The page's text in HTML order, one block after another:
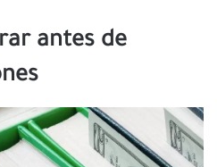
antes de